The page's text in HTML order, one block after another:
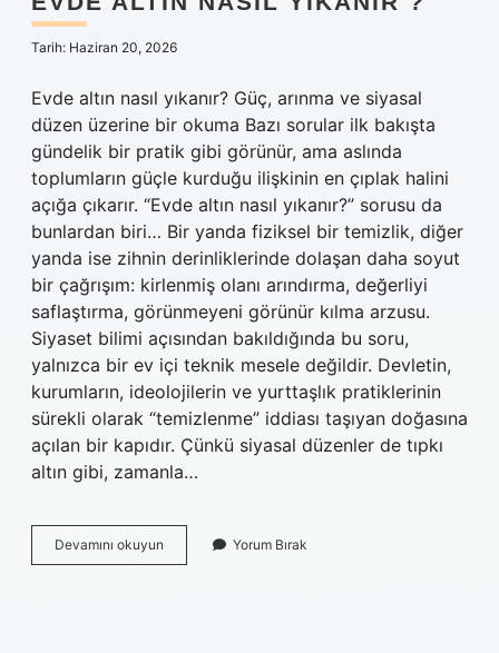
Tarih: Haziran 20, 2026
Evde altın nasıl yıkanır? Güç, arınma ve siyasal
düzen üzerine bir okuma Bazı sorular ilk bakışta
gündelik bir pratik gibi görünür, ama aslında
toplumların güçle kurduğu ilişkinin en çıplak halini
açığa çıkarır. “Evde altın nasıl yıkanır?” sorusu da
bunlardan biri… Bir yanda fiziksel bir temizlik, diğer
yanda ise zihnin derinliklerinde dolaşan daha soyut
bir çağrışım: kirlenmiş olanı arındırma, değerliyi
saflaştırma, görünmeyeni görünür kılma arzusu.
Siyaset bilimi açısından bakıldığında bu soru,
yalnızca bir ev içi teknik mesele değildir. Devletin,
kurumların, ideolojilerin ve yurttaşlık pratiklerinin
sürekli olarak “temizlenme” iddiası taşıyan doğasına
açılan bir kapıdır. Çünkü siyasal düzenler de tıpkı
altın gibi, zamanla…
Devamını okuyun
altın
Yorum Bırak